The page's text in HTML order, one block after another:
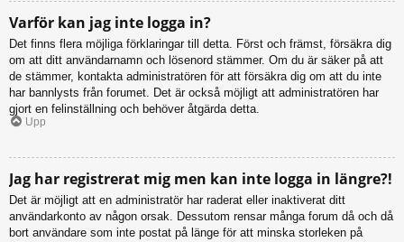
Varför kan jag inte logga in?
Det finns flera möjliga förklaringar till detta. Först och främst, försäkra dig
om att ditt användarnamn och lösenord stämmer. Om du är säker på att
de stämmer, kontakta administratören för att försäkra dig om att du inte
har bannlysts från forumet. Det är också möjligt att administratören har
gjort en felinställning och behöver åtgärda detta.
Upp
Jag har registrerat mig men kan inte logga in längre?!
Det är möjligt att en administratör har raderat eller inaktiverat ditt
användarkonto av någon orsak. Dessutom rensar många forum då och då
bort användare som inte postat på länge för att minska storleken på